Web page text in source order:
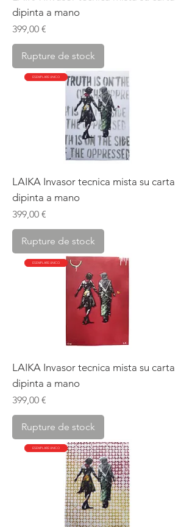
dipinta a mano
Prix
399,00 €
Rupture de stock
ESEMPLARE UNICO
LAIKA Invasor tecnica mista su carta
dipinta a mano
Prix
399,00 €
Rupture de stock
ESEMPLARE UNICO
LAIKA Invasor tecnica mista su carta
dipinta a mano
Prix
399,00 €
Rupture de stock
ESEMPLARE UNICO